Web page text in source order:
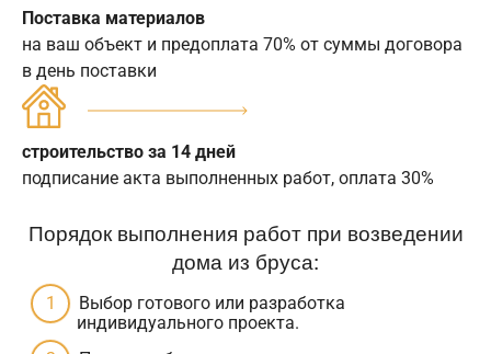
Поставка материалов
на ваш объект и предоплата 70% от суммы договора
в день поставки
строительство за 14 дней
подписание акта выполненных работ, оплата 30%
Порядок выполнения работ при возведении
дома из бруса:
Выбор готового или разработка
индивидуального проекта.